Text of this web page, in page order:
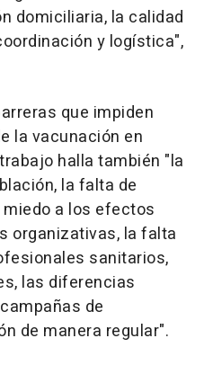
domiciliaria, la calidad
y logística",
que impiden
la vacunación en
halla también "la
la falta de
a los efectos
organizativas, la falta
sanitarios,
las diferencias
de
de manera regular".